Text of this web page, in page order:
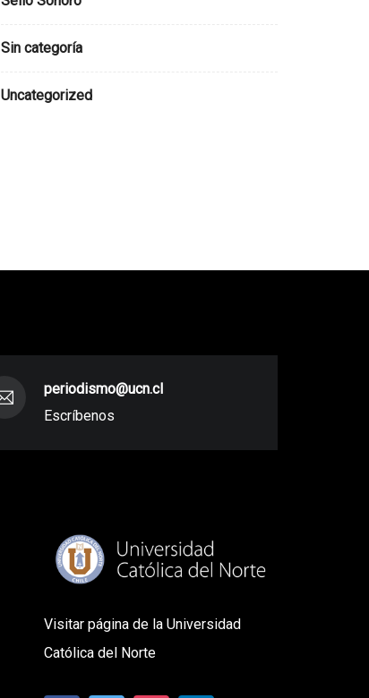
Sin categoría
Uncategorized
periodismo@ucn.cl
Escríbenos
Visitar página de la Universidad
Católica del Norte